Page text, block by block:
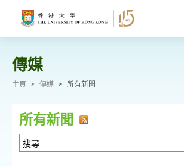
傳媒
主頁 > 傳媒 > 所有新聞
所有新聞